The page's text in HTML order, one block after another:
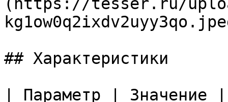
## Характеристики
| Параметр | Значение |